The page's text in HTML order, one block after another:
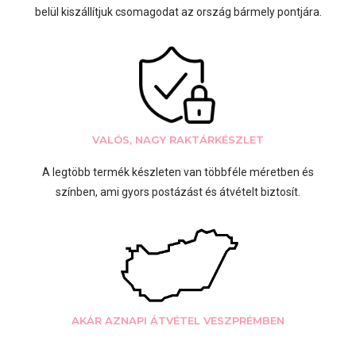
belül kiszállítjuk csomagodat az ország bármely pontjára.
VALÓS, NAGY RAKTÁRKÉSZLET
A legtöbb termék készleten van többféle méretben és
színben, ami gyors postázást és átvételt biztosít.
AKÁR AZNAPI ÁTVÉTEL VESZPRÉMBEN